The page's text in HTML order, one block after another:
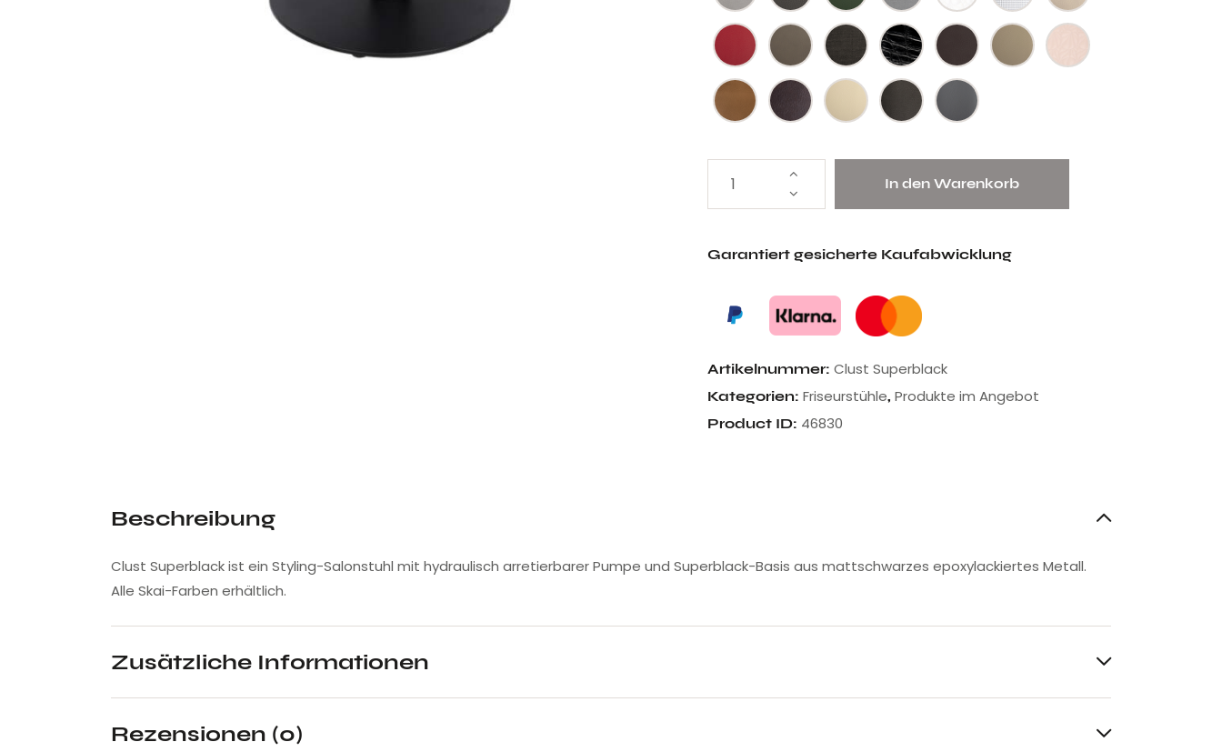
In den Warenkorb
Garantiert gesicherte Kaufabwicklung
Artikelnummer: Clust Superblack
Kategorien: Friseurstühle, Produkte im Angebot
Product ID: 46830
Beschreibung
Clust Superblack ist ein Styling-Salonstuhl mit hydraulisch arretierbarer Pumpe und Superblack-Basis aus mattschwarzes epoxylackiertes Metall.
Alle Skai-Farben erhältlich.
Zusätzliche Informationen
Rezensionen (0)